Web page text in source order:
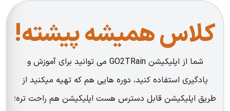
کلاس همیشه پیشته!
شما از اپلیکیشن GO2TRain می توانید برای آموزش و
یادگیری استفاده کنید، دوره هایی هم که تهیه میکنید از
طریق اپلیکیشن قابل دسترس هست اپلیکیشن هم راحت تره؛